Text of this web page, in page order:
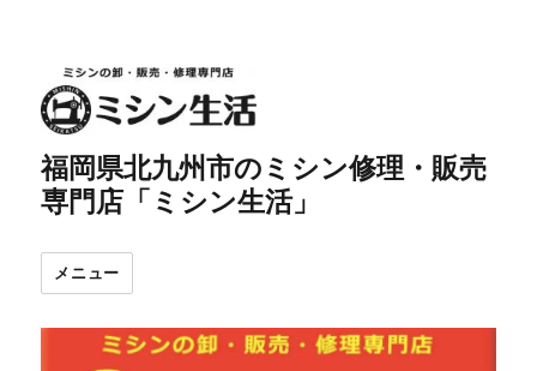
福岡県北九州市のミシン修理・販売
専門店「ミシン生活」
メニュー